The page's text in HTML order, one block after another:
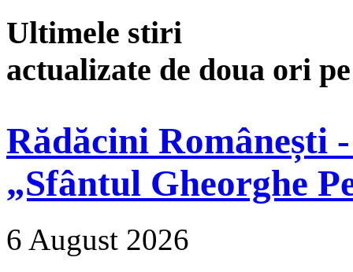
Ultimele stiri
actualizate de doua ori
Rădăcini Românești
„Sfântul Gheorghe
6 August 2026